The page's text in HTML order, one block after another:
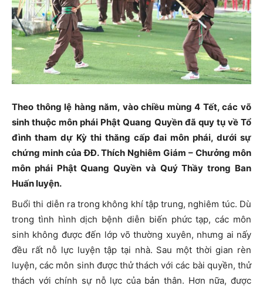
Theo thông lệ hàng năm, vào chiều mùng 4 Tết, các võ
sinh thuộc môn phái Phật Quang Quyền đã quy tụ về Tổ
đình tham dự Kỳ thi thăng cấp đai môn phái, dưới sự
chứng minh của ĐĐ. Thích Nghiêm Giám – Chưởng môn
môn phái Phật Quang Quyền và Quý Thầy trong Ban
Huấn luyện.
Buổi thi diễn ra trong không khí tập trung, nghiêm túc. Dù
trong tình hình dịch bệnh diễn biến phức tạp, các môn
sinh không được đến lớp võ thường xuyên, nhưng ai nấy
đều rất nỗ lực luyện tập tại nhà. Sau một thời gian rèn
luyện, các môn sinh được thử thách với các bài quyền, thử
thách với chính sự nỗ lực của bản thân. Hơn nữa, được